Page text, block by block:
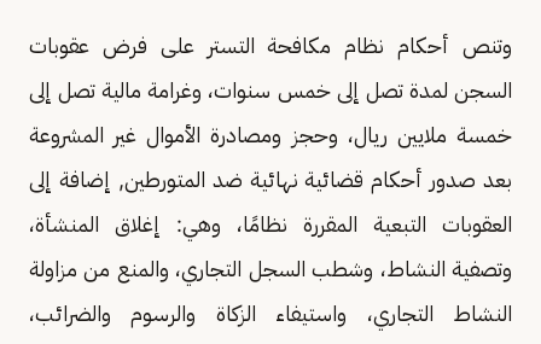
وتنص أحكام نظام مكافحة التستر على فرض عقوبات
السجن لمدة تصل إلى خمس سنوات، وغرامة مالية تصل إلى
خمسة ملايين ريال، وحجز ومصادرة الأموال غير المشروعة
بعد صدور أحكام قضائية نهائية ضد المتورطين, إضافة إلى
العقوبات التبعية المقررة نظامًا، وهي: إغلاق المنشأة،
وتصفية النشاط، وشطب السجل التجاري، والمنع من مزاولة
النشاط التجاري، واستيفاء الزكاة والرسوم والضرائب،